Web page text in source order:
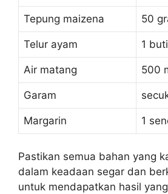
Tepung maizena 50
Telur ayam 1
Air matang 500
Garam
Margarin 1
Pastikan semua bahan yang
dalam keadaan segar dan
untuk mendapatkan hasil